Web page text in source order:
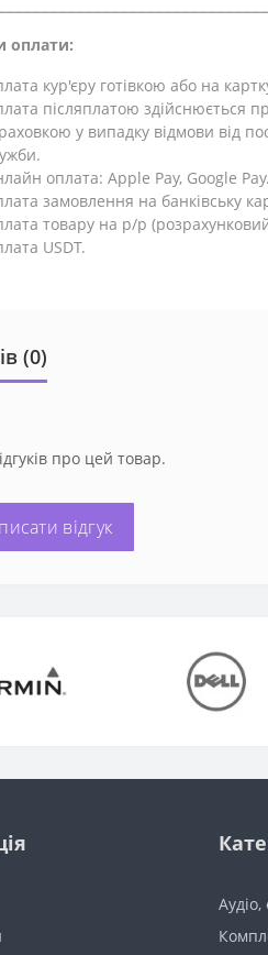
оплати:
кур'єру готівкою або на
післяплатою здійснюється
у випадку відмови від
оплата: Apple Pay, Google Pay.
замовлення на банківську
товару на р/р
USDT.
(0)
про цей товар.
відгук
Аудіо,